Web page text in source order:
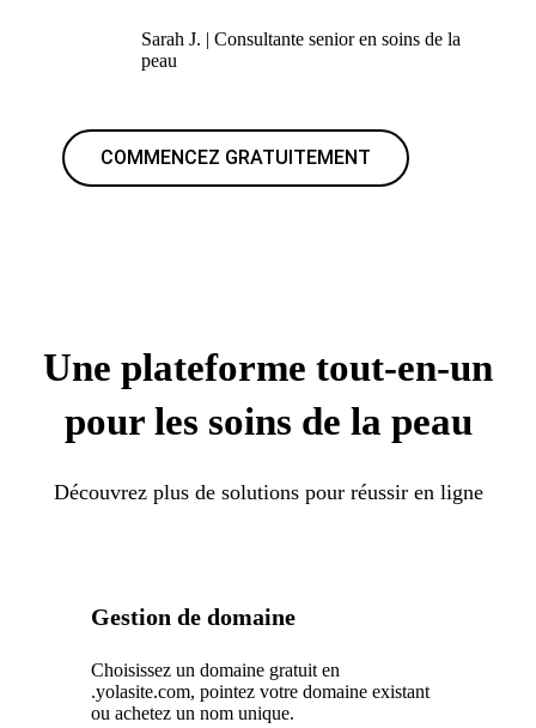
Sarah J. | Consultante senior en soins de la
peau
COMMENCEZ GRATUITEMENT
Une plateforme tout-en-un
pour les soins de la peau
Découvrez plus de solutions pour réussir en ligne
Gestion de domaine
Choisissez un domaine gratuit en
.yolasite.com, pointez votre domaine existant
ou achetez un nom unique.